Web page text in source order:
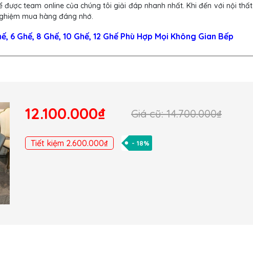
được team online của chúng tôi giải đáp nhanh nhất. Khi đến với nội thất
mua hàng đáng nhớ.
6 Ghế, 8 Ghế, 10 Ghế, 12 Ghế Phù Hợp Mọi Không Gian Bếp
12.100.000₫ Giá cũ: 14.700.000₫
Tiết kiệm 2.600.000₫ - 18%